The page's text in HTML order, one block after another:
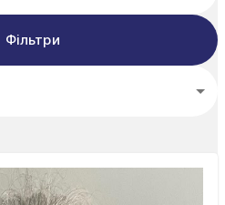
Фільтри